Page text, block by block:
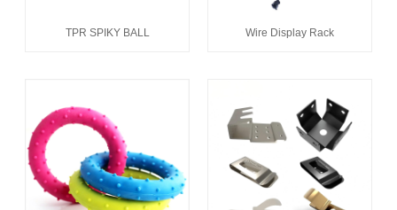
TPR SPIKY BALL Wire Display Rack